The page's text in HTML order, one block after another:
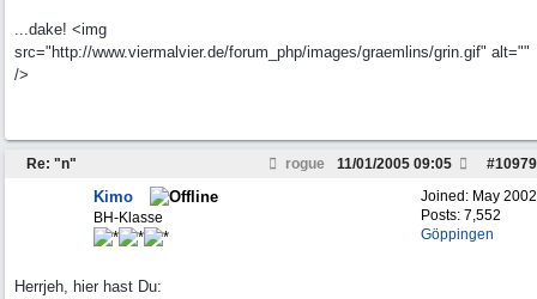
...dake! <img
src="http://www.viermalvier.de/forum_php/images/graemlins/grin.gif" alt=""
/>
Re: "n" rogue #10979
11/01/2005 09:05
Joined: May 2002
Posts: 7,552
Göppingen
Kimo
BH-Klasse
Herrjeh, hier hast Du: